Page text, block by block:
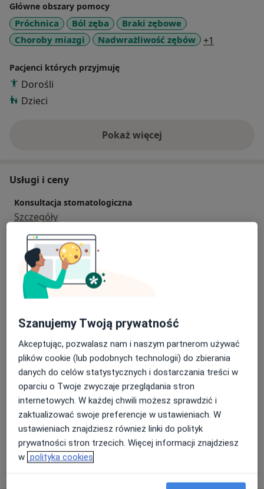
Główne obszary pomocy
Próchnica Ból zęba
Braki zębowe
Choroby miazgi
Nadwrażliwość zębów +1
Pacjenci których przyjmuję
Dorośli
Dzieci
Pokaż więcejo doświadczeniu
Usługi i ceny
Konsultacja stomatologiczna
Szczegóły
Konsultacja stomatologiczna (kolejna wizyta)
Szczegóły
Konsultacja stomatologiczna (pierwsza wizyta)
Konsultacja stomatologiczna dzieci
Szczegóły
Badania diagnostyczne
Szczegóły
+ 2 usługi
W jaki sposób ustalane są ceny?
Szanujemy Twoją prywatność
Akceptując, pozwalasz nam i naszym partnerom używać
plików cookie (lub podobnych technologii) do zbierania
danych do celów statystycznych i dostarczania treści w
oparciu o Twoje zwyczaje przeglądania stron
internetowych. W każdej chwili możesz sprawdzić i
zaktualizować swoje preferencje w ustawieniach. W
ustawieniach znajdziesz również linki do polityk
prywatności stron trzecich. Więcej informacji znajdziesz
w polityka cookies